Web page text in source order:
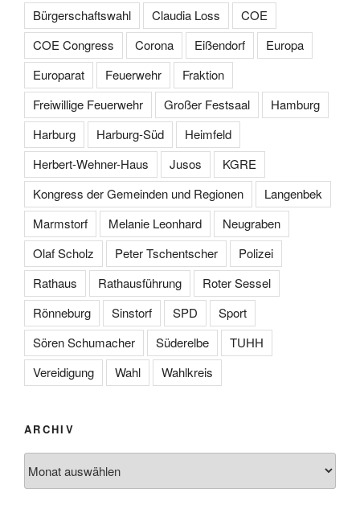
Bürgerschaftswahl
Claudia Loss
COE
COE Congress
Corona Eißendorf
Europa
Europarat
Feuerwehr
Fraktion
Freiwillige Feuerwehr
Großer Festsaal
Hamburg
Harburg
Harburg-Süd
Heimfeld
Herbert-Wehner-Haus
Jusos
KGRE
Kongress der Gemeinden und Regionen
Langenbek
Marmstorf
Melanie Leonhard
Neugraben
Olaf Scholz
Peter Tschentscher
Polizei
Rathaus
Rathausführung
Roter Sessel
Rönneburg
Sinstorf SPD
Sport
Sören Schumacher
Süderelbe
TUHH
Vereidigung
Wahl Wahlkreis
ARCHIV